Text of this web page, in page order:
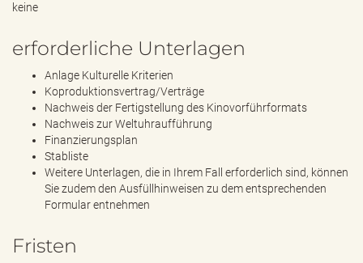
keine
erforderliche Unterlagen
Anlage Kulturelle Kriterien
Koproduktionsvertrag/Verträge
Nachweis der Fertigstellung des Kinovorführformats
Nachweis zur Weltuhraufführung
Finanzierungsplan
Stabliste
Weitere Unterlagen, die in Ihrem Fall erforderlich sind, können
Sie zudem den Ausfüllhinweisen zu dem entsprechenden
Formular entnehmen
Fristen